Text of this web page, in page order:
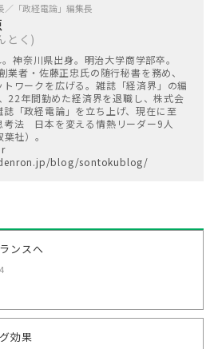
／「政経電論」編集長
とく
神奈川県出身。明治大学商学部卒。
業者・佐藤正忠氏の随行秘書を務め、
ワークを広げる。雑誌「経済界」の編
22年間勤めた経済界を退職し、株式会
「政経電論」を立ち上げ、現在に至
考法 日本を変える情熱リーダー9人
社）。
blog/sontokublog/
ンスへ
効果